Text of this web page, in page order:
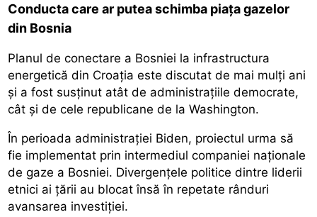
Conducta care ar putea schimba piața gazelor
din Bosnia
Planul de conectare a Bosniei la infrastructura
energetică din Croația este discutat de mai mulți ani
și a fost susținut atât de administrațiile democrate,
cât și de cele republicane de la Washington.
În perioada administrației Biden, proiectul urma să
fie implementat prin intermediul companiei naționale
de gaze a Bosniei. Divergențele politice dintre liderii
etnici ai țării au blocat însă în repetate rânduri
avansarea investiției.